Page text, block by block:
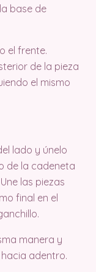
base de
el frente.
de la pieza
el mismo
lado y únelo
de la cadeneta
las piezas
final en el
manera y
adentro.